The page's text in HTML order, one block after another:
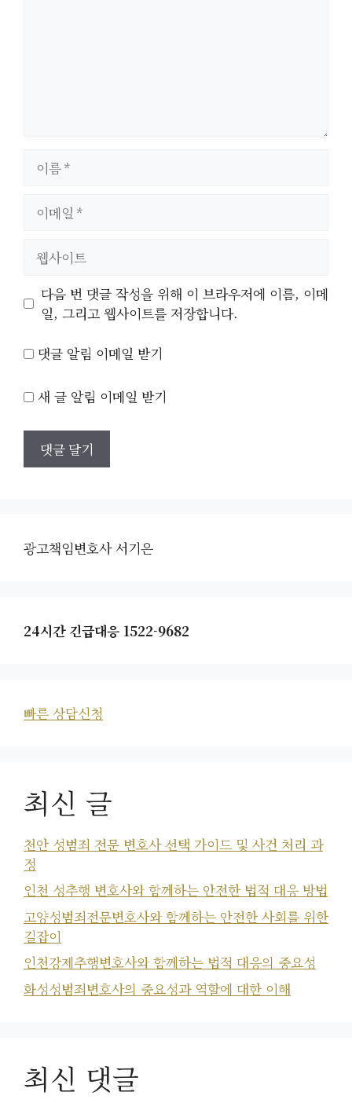
트
다음 번 댓글 작성을 위해 이 브라우저에 이름, 이메
일, 그리고 웹사이트를 저장합니다.
댓글 알림 이메일 받기
새 글 알림 이메일 받기
광고책임변호사 서기은
24시간 긴급대응 1522-9682
빠른 상담신청
최신 글
천안 성범죄 전문 변호사 선택 가이드 및 사건 처리 과
정
인천 성추행 변호사와 함께하는 안전한 법적 대응 방법
고양성범죄전문변호사와 함께하는 안전한 사회를 위한
길잡이
인천강제추행변호사와 함께하는 법적 대응의 중요성
화성성범죄변호사의 중요성과 역할에 대한 이해
최신 댓글